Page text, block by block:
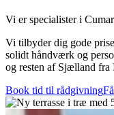
Vi er specialister i
Vi tilbyder dig gode
solidt håndværk og
og resten af Sjælland fra
Book tid til rådgivning